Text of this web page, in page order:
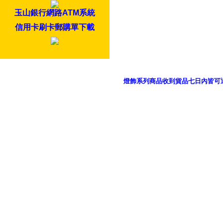
玉山銀行網路ATM系統
信用卡刷卡郵購單下載
燈飾系列商品收到貨品七日內皆